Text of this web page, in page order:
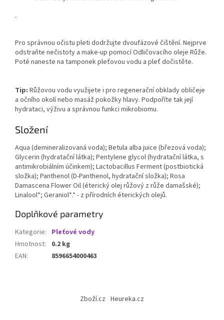
Pro správnou očistu pleti dodržujte dvoufázové čištění. Nejprve
odstraňte nečistoty a make-up pomocí Odličovacího oleje Růže.
Poté naneste na tamponek pleťovou vodu a pleť dočistěte.
Tip: Růžovou vodu využijete i pro regenerační obklady obličeje
a očního okolí nebo masáž pokožky hlavy. Podpoříte tak její
hydrataci, výživu a správnou funkci mikrobiomu.
Složení
Aqua (demineralizovaná voda); Betula alba juice (březová voda);
Glycerin (hydratační látka); Pentylene glycol (hydratační látka, s
antimikrobiálním účinkem); Lactobacillus Ferment (postbiotická
složka); Panthenol (D-Panthenol, hydratační složka); Rosa
Damascena Flower Oil (éterický olej růžový z růže damašské);
Linalool*; Geraniol*.* - z přírodních éterických olejů.
Doplňkové parametry
Kategorie: Pleťové vody
Hmotnost:
0.2 kg
EAN: 8596654000463
Zboží.cz Heureka.cz